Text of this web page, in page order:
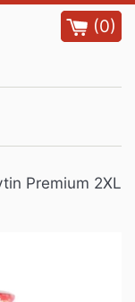
(0)
Premium 2XL